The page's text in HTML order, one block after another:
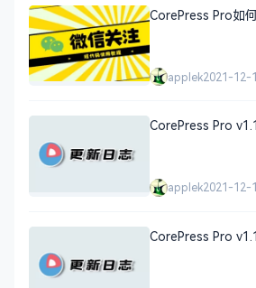
CorePress Pro如
applek2021-12-
CorePress Pro
applek2021-12-
CorePress Pro